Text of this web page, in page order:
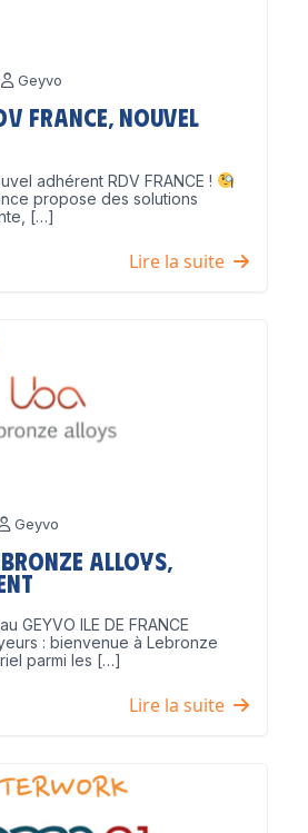
Geyvo
France, nouvel
adhérent RDV FRANCE !
propose des solutions
[…]
Lire la suite
Geyvo
Alloys,
GEYVO ILE DE FRANCE
: bienvenue à Lebronze
parmi les […]
Lire la suite